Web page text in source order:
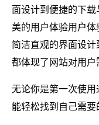
面设计到便捷的下
美的用户体验用户
简洁直观的界面设
都体现了网站对用户
无论你是第一次使
能轻松找到自己需要